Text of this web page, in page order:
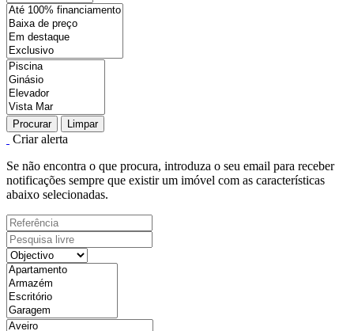
Procurar Limpar
Criar alerta
Se não encontra o que procura, introduza o seu email para receber
notificações sempre que existir um imóvel com as características
abaixo selecionadas.